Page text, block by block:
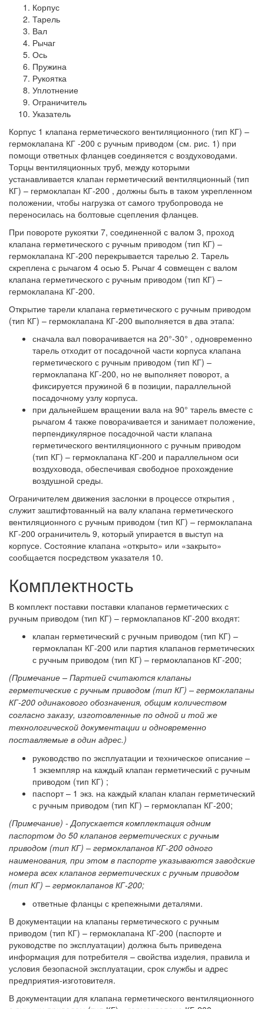
Корпус
Тарель
Вал
Рычаг
Ось
Пружина
Рукоятка
Уплотнение
Ограничитель
Указатель
Корпус 1 клапана герметического вентиляционного (тип КГ) –
гермоклапана КГ -200 с ручным приводом (см. рис. 1) при
помощи ответных фланцев соединяется с воздуховодами.
Торцы вентиляционных труб, между которыми
устанавливается клапан герметический вентиляционный (тип
КГ) – гермоклапан КГ-200 , должны быть в таком укрепленном
положении, чтобы нагрузка от самого трубопровода не
переносилась на болтовые сцепления фланцев.
При повороте рукоятки 7, соединенной с валом 3, проход
клапана герметического с ручным приводом (тип КГ) –
гермоклапана КГ-200 перекрывается тарелью 2. Тарель
скреплена с рычагом 4 осью 5. Рычаг 4 совмещен с валом
клапана герметического с ручным приводом (тип КГ) –
гермоклапана КГ-200.
Открытие тарели клапана герметического с ручным приводом
(тип КГ) – гермоклапана КГ-200 выполняется в два этапа:
сначала вал поворачивается на 20°-30° , одновременно
тарель отходит от посадочной части корпуса клапана
герметического с ручным приводом (тип КГ) –
гермоклапана КГ-200, но не выполняет поворот, а
фиксируется пружиной 6 в позиции, параллельной
посадочному узлу корпуса.
при дальнейшем вращении вала на 90° тарель вместе с
рычагом 4 также поворачивается и занимает положение,
перпендикулярное посадочной части клапана
герметического вентиляционного с ручным приводом
(тип КГ) – гермоклапана КГ-200 и параллельном оси
воздуховода, обеспечивая свободное прохождение
воздушной среды.
Ограничителем движения заслонки в процессе открытия ,
служит заштифтованный на валу клапана герметического
вентиляционного с ручным приводом (тип КГ) – гермоклапана
КГ-200 ограничитель 9, который упирается в выступ на
корпусе. Состояние клапана «открыто» или «закрыто»
сообщается посредством указателя 10.
Комплектность
В комплект поставки поставки клапанов герметических с
ручным приводом (тип КГ) – гермоклапанов КГ-200 входят:
клапан герметический с ручным приводом (тип КГ) –
гермоклапан КГ-200 или партия клапанов герметических
с ручным приводом (тип КГ) – гермоклапанов КГ-200;
(Примечание – Партией считаются клапаны
герметические с ручным приводом (тип КГ) – гермоклапаны
КГ-200 одинакового обозначения, общим количеством
согласно заказу, изготовленные по одной и той же
технологической документации и одновременно
поставляемые в один адрес.)
руководство по эксплуатации и техническое описание –
1 экземпляр на каждый клапан герметический с ручным
приводом (тип КГ) ;
паспорт – 1 экз. на каждый клапан клапан герметический
с ручным приводом (тип КГ) – гермоклапан КГ-200;
(Примечание) - Допускается комплектация одним
паспортом до 50 клапанов герметических с ручным
приводом (тип КГ) – гермоклапанов КГ-200 одного
наименования, при этом в паспорте указываются заводские
номера всех клапанов герметических с ручным приводом
(тип КГ) – гермоклапанов КГ-200;
ответные фланцы с крепежными деталями.
В документации на клапаны герметического с ручным
приводом (тип КГ) – гермоклапана КГ-200 (паспорте и
руководстве по эксплуатации) должна быть приведена
информация для потребителя – свойства изделия, правила и
условия безопасной эксплуатации, срок службы и адрес
предприятия-изготовителя.
В документации для клапана герметического вентиляционного